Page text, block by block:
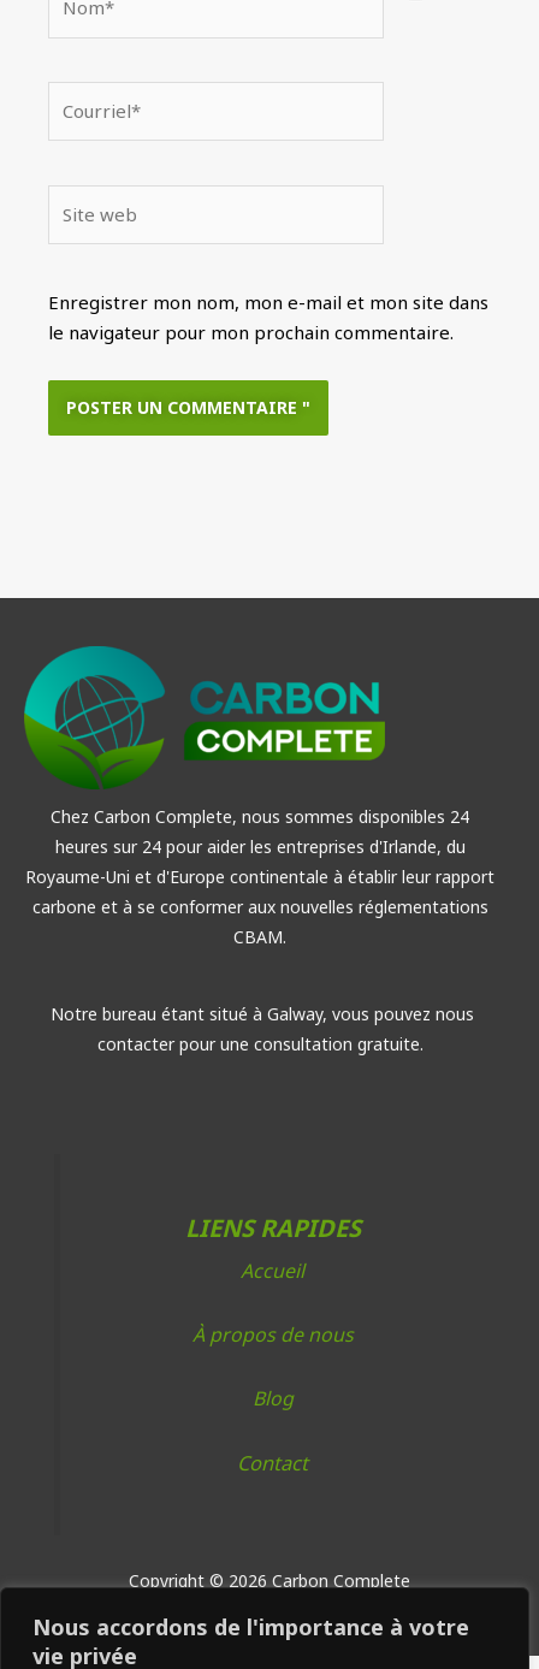
Nous accordons de l'importance à votre
vie privée
web
Enregistrer mon nom, mon e-mail et mon site dans
le navigateur pour mon prochain commentaire.
Chez Carbon Complete, nous sommes disponibles 24
heures sur 24 pour aider les entreprises d'Irlande, du
Royaume-Uni et d'Europe continentale à établir leur rapport
carbone et à se conformer aux nouvelles réglementations
CBAM.
Notre bureau étant situé à Galway, vous pouvez nous
contacter pour une consultation gratuite.
LIENS RAPIDES
Accueil
À propos de nous
Blog
Contact
Copyright © 2026 Carbon Complete